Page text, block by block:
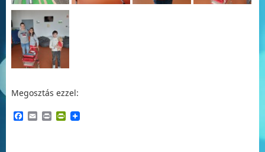
Megosztás ezzel:
Facebook
EmailPrintPrintFriendly